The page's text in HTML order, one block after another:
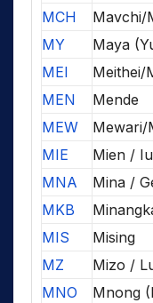
MCH
Mavchi/
MY
Maya
MEI
Meithei/
MEN
Mende
MEW
Mewari/
MIE
Mien /
MNA
Mina /
MKB
MIS
Mising
MZ
Mizo /
MNO
Mnong